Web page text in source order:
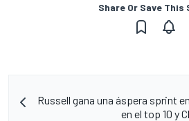
Share Or Save This
Russell gana una áspera sprint
en el top 10 y